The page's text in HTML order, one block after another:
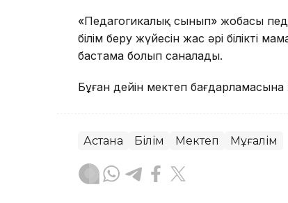
«Педагогикалық сынып» жобасы
білім беру жүйесін жас әрі білікті
бастама болып саналады.
Бұған дейін мектеп бағдарламасына
Астана Білім Мектеп Мұғалім